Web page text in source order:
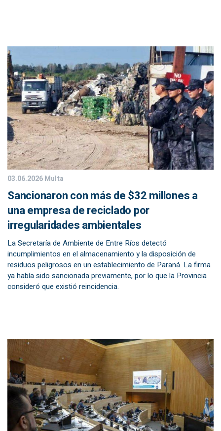
03.06.2026Multa
Sancionaron con más de $32 millones a
una empresa de reciclado por
irregularidades ambientales
La Secretaría de Ambiente de Entre Ríos detectó
incumplimientos en el almacenamiento y la disposición de
residuos peligrosos en un establecimiento de Paraná. La firma
ya había sido sancionada previamente, por lo que la Provincia
consideró que existió reincidencia.